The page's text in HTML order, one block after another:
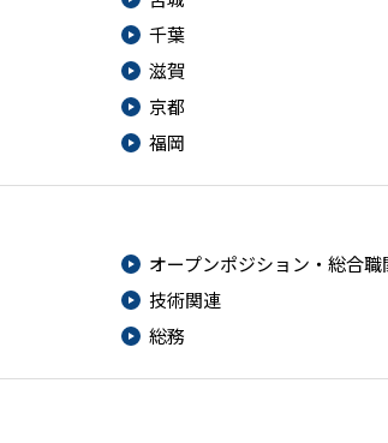
千葉
滋賀
京都
福岡
オープンポジション・総合職
技術関連
総務